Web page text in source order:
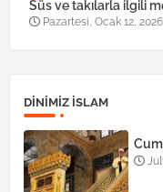
Süs ve takılarla ilgili
Pazartesi, Ocak 12, 2026
DINIMIZ ISLAM